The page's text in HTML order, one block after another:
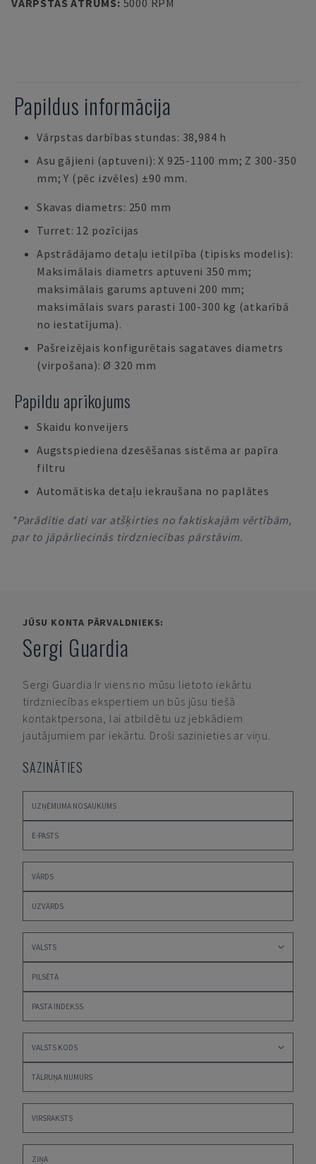
VĀRPSTAS ĀTRUMS: 5000 RPM
Papildus informācija
Vārpstas darbības stundas: 38,984 h
Asu gājieni (aptuveni): X 925-1100 mm; Z 300-350
mm; Y (pēc izvēles) ±90 mm.
Skavas diametrs: 250 mm
Turret: 12 pozīcijas
Apstrādājamo detaļu ietilpība (tipisks modelis):
Maksimālais diametrs aptuveni 350 mm;
maksimālais garums aptuveni 200 mm;
maksimālais svars parasti 100-300 kg (atkarībā
no iestatījuma).
Pašreizējais konfigurētais sagataves diametrs
(virpošana): Ø 320 mm
Papildu aprīkojums
Skaidu konveijers
Augstspiediena dzesēšanas sistēma ar papīra
filtru
Automātiska detaļu iekraušana no paplātes
*Parādītie dati var atšķirties no faktiskajām vērtībām,
par to jāpārliecinās tirdzniecības pārstāvim.
JŪSU KONTA PĀRVALDNIEKS:
Sergi Guardia
Sergi Guardia Ir viens no mūsu lietoto iekārtu
tirdzniecības ekspertiem un būs jūsu tiešā
kontaktpersona, lai atbildētu uz jebkādiem
jautājumiem par iekārtu. Droši sazinieties ar viņu.
SAZINĀTIES